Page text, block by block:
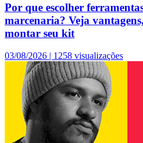
Por que escolher
marcenaria? Veja
montar seu kit
03/08/2026 | 1258 visualizações